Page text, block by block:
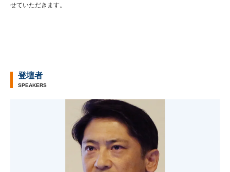
せていただきます。
登壇者
SPEAKERS